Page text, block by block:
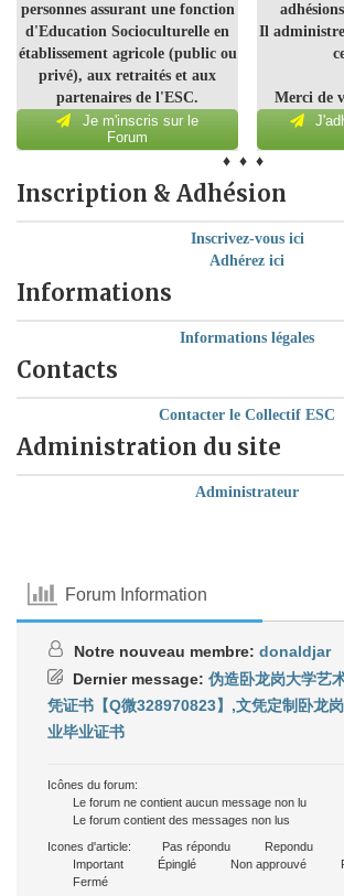
personnes assurant une fonction
d'Education Socioculturelle en
établissement agricole (public ou
privé), aux retraités et aux
partenaires de l'ESC.
Je m'inscris sur le
Forum
Il
Merci de
♦ ♦ ♦
Inscription & Adhésion
Inscrivez-vous ici
Adhérez ici
Informations
Informations légales
Contacts
Contacter le Collectif ESC
Administration du site
Administrateur
Forum Information
Notre nouveau membre: donaldjar
Dernier message: 伪造卧龙岗大学艺
凭证书【Q微328970823】,文凭定制卧龙
业毕业证书
Icônes du forum:
Le forum ne contient aucun message non lu
Le forum contient des messages non lus
Icones d'article:
Pas répondu Repondu
Important
Épinglé Non approuvé
Fermé